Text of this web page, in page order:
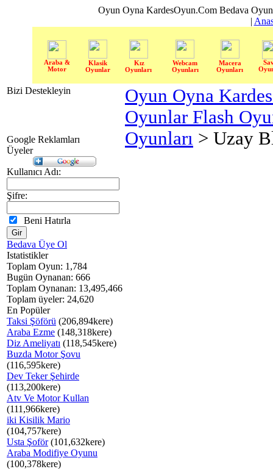
Oyun Oyna KardesOyun.Com Bedava
|
Araba &
Motor
Klasik
Oyunlar
Kız
Oyunları
Webcam
Oyunları
Macera
Oyunları
Bizi Destekleyin
Google Reklamları
Üyeler
Kullanıcı Adı:
Şifre:
Beni Hatırla
Bedava Üye Ol
Istatistikler
Toplam Oyun: 1,784
Bugün Oynanan: 666
Toplam Oynanan: 13,495,466
Toplam üyeler: 24,620
En Popüler
Taksi Şöförü (206,894kere)
Araba Ezme (148,318kere)
Diz Ameliyatı (118,545kere)
Buzda Motor Şovu
(116,595kere)
Dev Teker Şehirde
(113,200kere)
Atv Ve Motor Kullan
(111,966kere)
iki Kisilik Mario
(104,757kere)
Usta Şoför(101,632kere)
Araba Modifiye Oyunu
(100,378kere)
Oyun Oyna
Oyunlar Flash
Oyunları > Uzay